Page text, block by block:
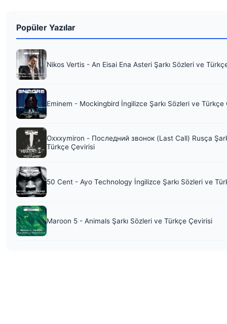
Popüler Yazılar
Nikos Vertis - An Eisai Ena Asteri Şarkı Sözleri ve
Eminem - Mockingbird İngilizce Şarkı Sözleri ve Türkçe
Oxxxymiron - Последний звонок (Last Call) Rusça
Türkçe Çevirisi
50 Cent - Ayo Technology İngilizce Şarkı Sözleri ve
Maroon 5 - Animals Şarkı Sözleri ve Türkçe Çevirisi